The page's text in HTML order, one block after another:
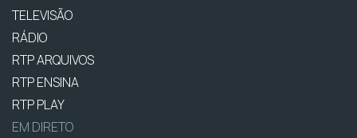
TELEVISÃO
RÁDIO
RTP ARQUIVOS
RTP ENSINA
RTP PLAY
EM DIRETO